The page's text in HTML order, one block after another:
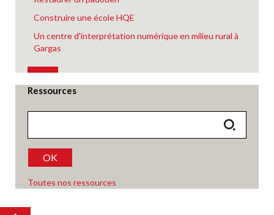
Construire une école HQE
Un centre d'interprétation numérique en milieu rural à
Gargas
Ressources
OK
Toutes nos ressources
Top